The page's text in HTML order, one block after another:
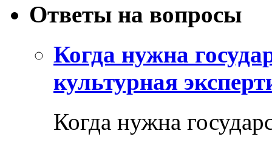
Ответы на вопросы
Когда нужна
культурная
Когда нужна